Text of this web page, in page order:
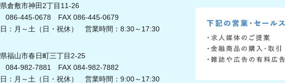
倉敷市神田2丁目11-26
086-445-0678 FAX 086-445-0679
：月～土（日・祝休） 営業時間：8:30～17:30
福山市春日町三丁目2-25
084-982-7881 FAX 084-982-7882
：月～土（日・祝休） 営業時間：9:00～17:30